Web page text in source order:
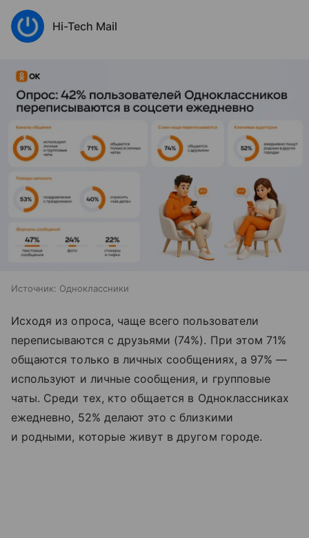
Hi-Tech Mail
Источник: Одноклассники
Исходя из опроса, чаще всего пользователи
переписываются с друзьями (74%). При этом 71%
общаются только в личных сообщениях, а 97% —
используют и личные сообщения, и групповые
чаты. Среди тех, кто общается в Одноклассниках
ежедневно, 52% делают это с близкими
и родными, которые живут в другом городе.